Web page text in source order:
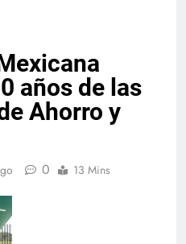
años de las
Ahorro y
0 13 Mins